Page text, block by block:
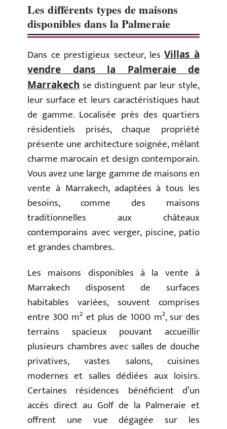
Les différents types de maisons
disponibles dans la Palmeraie
Dans ce prestigieux secteur, lesVillas à
vendre dans la Palmeraie de
Marrakech se distinguent par leur style,
leur surface et leurs caractéristiques haut
de gamme. Localisée près des quartiers
résidentiels prisés, chaque propriété
présente une architecture soignée, mêlant
charme marocain et design contemporain.
Vous avez une large gamme de maisons en
vente à Marrakech, adaptées à tous les
besoins, comme des maisons
traditionnelles aux châteaux
contemporains avec verger, piscine, patio
et grandes chambres.
Les maisons disponibles à la vente à
Marrakech disposent de surfaces
habitables variées, souvent comprises
entre 300 m² et plus de 1000 m², sur des
terrains spacieux pouvant accueillir
plusieurs chambres avec salles de douche
privatives, vastes salons, cuisines
modernes et salles dédiées aux loisirs.
Certaines résidences bénéficient d’un
accès direct au Golf de la Palmeraie et
offrent une vue dégagée sur les